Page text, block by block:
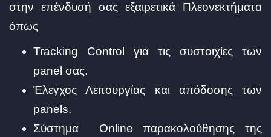
στην επένδυσή σας εξαιρετικά Πλεονεκτήματα
όπως
Tracking Control για τις συστοιχίες των
panel σας.
Έλεγχος Λειτουργίας και απόδοσης των
panels.
Σύστημα Online παρακολούθησης της